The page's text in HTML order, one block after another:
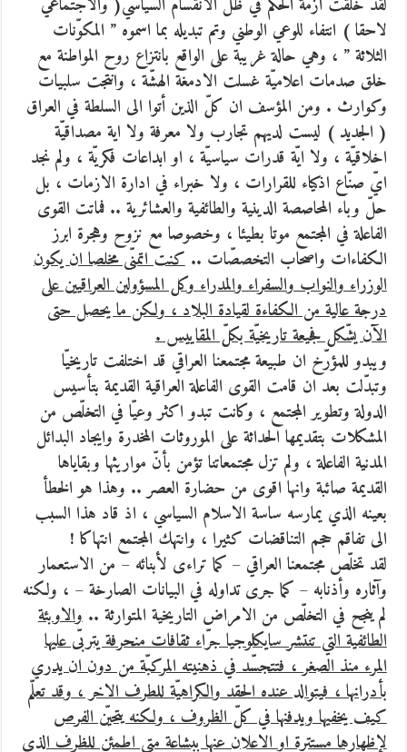
لقد خلقت ازمة الحكم في ظلّ الانقسام السياسّي( والاجتماعي
لاحقا ) انتفاء للوعي الوطني وتم تبديله بما اسموه ” المكوّنات
الثلاثة ” ، وهي حالة غريبة على الواقع بانتزاع روح المواطنة مع
خلق صدمات اعلاميّة غسلت الادمغة الهشّة ، وانتجت سلبيات
وكوارث . ومن المؤسف ان كلّ الذين أتوا الى السلطة في العراق
( الجديد ) ليست لديهم تجارب ولا معرفة ولا اية مصداقيّة
اخلاقيّة ، ولا ايّة قدرات سياسيّة ، او ابداعات فكريّة ، ولم نجد
ايّ صنّاع اذكياء للقرارات ، ولا خبراء في ادارة الازمات ، بل
حلّ وباء المحاصصة الدينية والطائفية والعشائرية .. فماتت القوى
الفاعلة في المجتمع موتا بطيئا ، وخصوصا مع نزوح وهجرة ابرز
الكفاءات واصحاب التخصصّات ..كنت اتمنّى مخلصا ان يكون
الوزراء والنواب والسفراء والمدراء وكل المسؤولين العراقيين على
درجة عالية من الكفاءة لقيادة البلاد ، ولكن ما يحصل حتى
الآن يشّكل فجيعة تاريخيّة بكلّ المقاييس .
ويبدو للمؤرّخ ان طبيعة مجتمعنا العراقي قد اختلفت تاريخيّا
وتبدّلت بعد ان قامت القوى الفاعلة العراقية القديمة بتأسيس
الدولة وتطوير المجتمع ، وكانت تبدو اكثر وعيّا في التخلّص من
المشكلات بتقديمها الحداثة على الموروثات المخدرة وايجاد البدائل
المدنية الفاعلة ، ولم تزل مجتمعاتنا تؤمن بأنّ مواريثها وبقاياها
القديمة صائبة وانها اقوى من حضارة العصر .. وهذا هو الخطأ
بعينه الذي يمارسه ساسة الاسلام السياسي ، اذ قاد هذا السبب
الى تفاقم حجم التناقضات كثيرا ، وانتهك المجتمع انتهاكا !
لقد تخلّص مجتمعنا العراقي – كما تراءى لأبنائه – من الاستعمار
وآثاره وأذنابه – كما جرى تداوله في البيانات الصارخة – ، ولكنه
لم ينجح في التخلّص من الامراض التاريخية المتوارثة ..والاوبئة
الطائفية التي تنتشر سايكلوجيا جرّاء ثقافات منحرفة يتربّى عليها
المرء منذ الصغر ، فتتجسّد في ذهنيته المركبّة من دون ان يدري
بأدرانها ، فيتوالد عنده الحقد والكراهيّة للطرف الاخر ، وقد تعلّم
كيف يخفيها ويدفنها في كلّ الظروف ، ولكنه يتحيّن الفرص
لإظهارها مستترة او الاعلان عنها ببشاعة متى اطمئن للظرف الذي